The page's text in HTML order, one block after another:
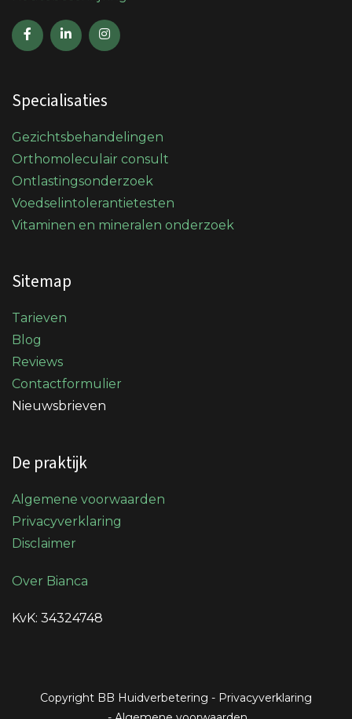
Specialisaties
Gezichtsbehandelingen
Orthomoleculair consult
Ontlastingsonderzoek
Voedselintolerantietesten
Vitaminen en mineralen onderzoek
Sitemap
Tarieven
Blog
Reviews
Contactformulier
Nieuwsbrieven
De praktijk
Algemene voorwaarden
Privacyverklaring
Disclaimer
Over Bianca
KvK: 34324748
Copyright BB Huidverbetering - Privacyverklaring